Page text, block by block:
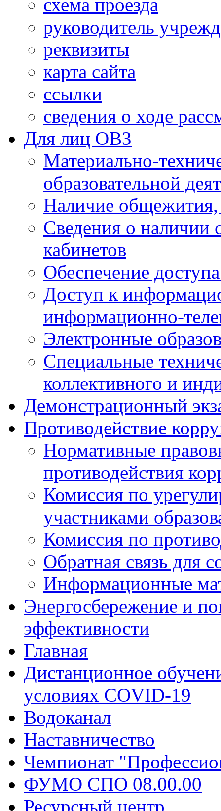
схема проезда
руководитель
реквизиты
карта сайта
ссылки
сведения о ходе
Для лиц ОВЗ
Материально-
образовательной
Наличие общежития,
Сведения о наличии
кабинетов
Обеспечение
Доступ к
информационно-
Электронные
Специальные
коллективного и
Демонстрационный
Противодействие
Нормативные
противодействия
Комиссия по
участниками
Комиссия по
Обратная связь для
Информационные
Энергосбережение и
эффективности
Главная
Дистанционное
условиях COVID-19
Водоканал
Наставничество
Чемпионат
ФУМО СПО 08.00.00
Ресурсный центр